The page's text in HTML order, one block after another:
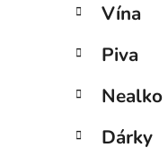
Vína
Piva
Nealko
Dárky